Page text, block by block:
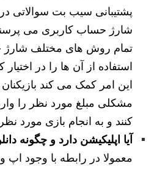
پشتیبانی سیب بت سوالاتی
شارژ حساب کاربری می
تمام روش های مختلف
استفاده از آن ها را در
این امر کمک می کند بازیکنان
مشکلی مبلغ مورد نظر را
کنند و به انجام بازی مورد نظر
آیا اپلیکیشن دارد و چگونه
معمولا در رابطه با وجود